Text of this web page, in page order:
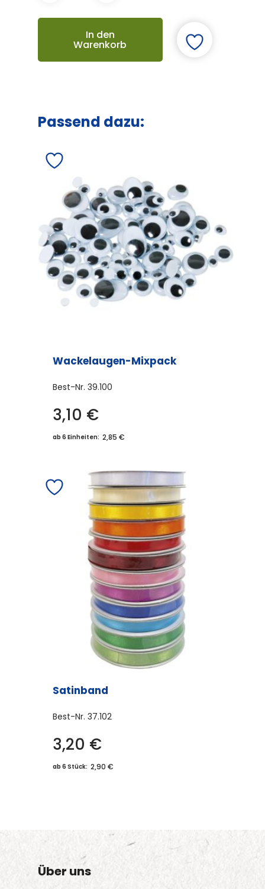
In den
Warenkorb
Passend dazu:
Wackelaugen-Mixpack
Best-Nr. 39.100
3,10 €
ab 6 Einheiten: 2,85 €
Satinband
Best-Nr. 37.102
3,20 €
ab 6 Stück: 2,90 €
Die
Über uns